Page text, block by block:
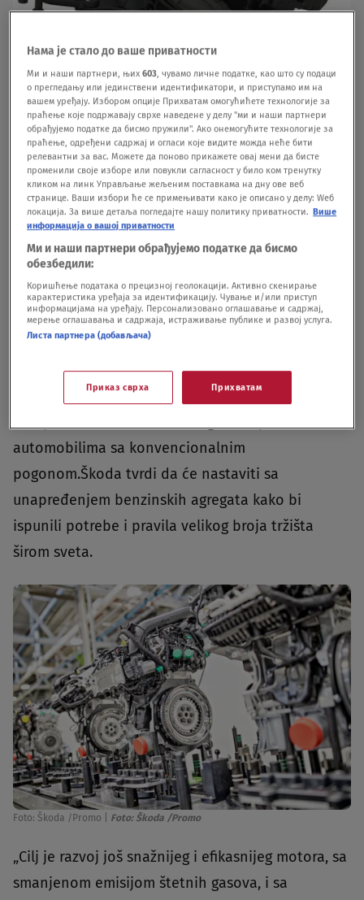
Foto: Škoda /Promo
TSI motori oznake EA 211 su dostupni u verzijama
sa tri i četiri cilindra, zapremine od 1 do 1,6 litara.
Koriste se u blagim hibridima, plug-in hibridima,
ali i neelektrifikovanim modelima, i čine ogroman
automobilima sa konvencionalnim
pogonom.Škoda tvrdi da će nastaviti sa
unapređenjem benzinskih agregata kako bi
ispunili potrebe i pravila velikog broja tržišta
širom sveta.
Foto: Škoda /Promo Foto: Škoda /Promo
„Cilj je razvoj još snažnijeg i efikasnijeg motora, sa
smanjenom emisijom štetnih gasova, i sa
Нама је стало до ваше приватности
Ми и наши партнери, њих603, чувамо личне податке, као што су подаци
о прегледању или јединствени идентификатори, и приступамо им на
вашем уређају. Избором опције Прихватам омогућићете технологије за
праћење које подржавају сврхе наведене у делу "ми и наши партнери
обрађујемо податке да бисмо пружили". Ако онемогућите технологије за
праћење, одређени садржај и огласи које видите можда неће бити
релевантни за вас. Можете да поново прикажете овај мени да бисте
променили своје изборе или повукли сагласност у било ком тренутку
кликом на линк Управљање жељеним поставкама на дну ове веб
странице. Ваши избори ће се примењивати како је описано у делу: Wеб
локација. За више детаља погледајте нашу политику приватности. Више
информација о вашој приватности
Ми и наши партнери обрађујемо податке да бисмо
обезбедили:
Коришћење података о прецизној геолокацији. Активно скенирање
карактеристика уређаја за идентификацију. Чување и/или приступ
информацијама на уређају. Персонализовано оглашавање и садржај,
мерење оглашавања и садржаја, истраживање публике и развој услуга.
Листа партнера (добављача)
Приказ сврха Прихватам